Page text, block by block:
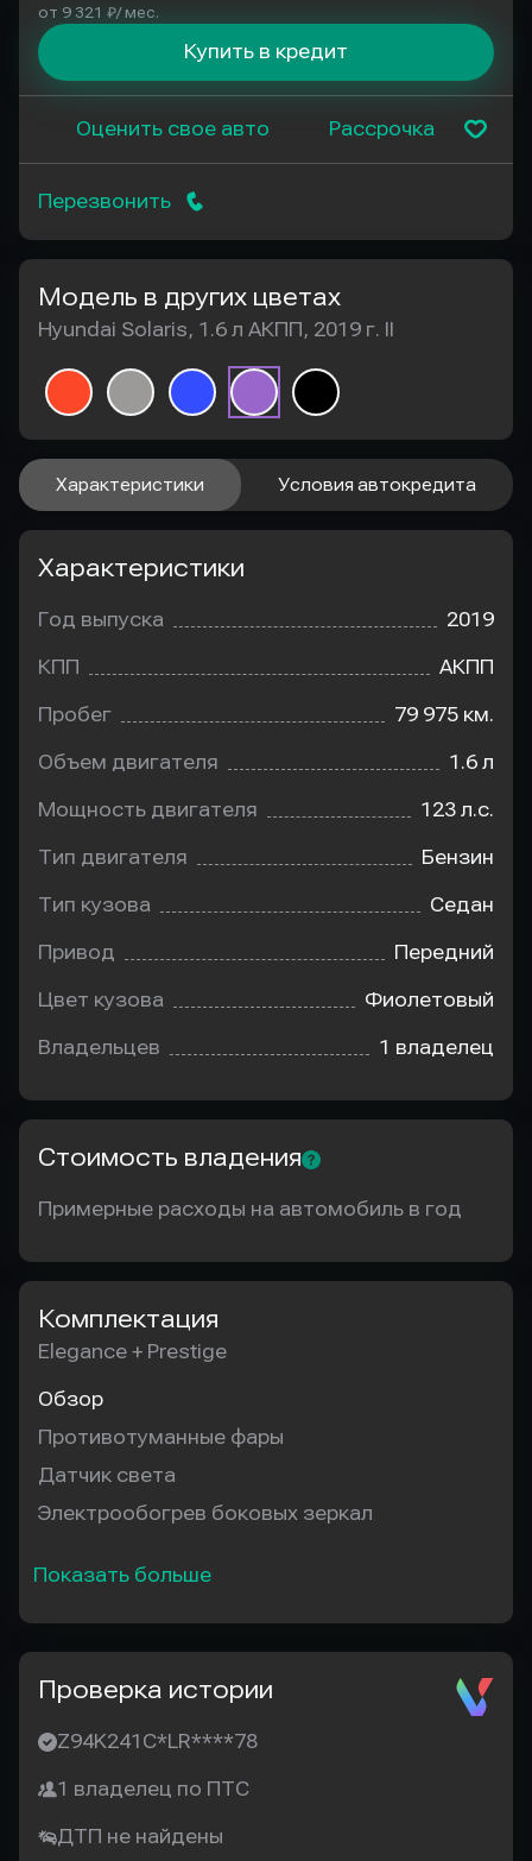
от 9 321 ₽/ мес.
Купить в кредит
Оценить свое авто Рассрочка
Перезвонить
Модель в других цветах
Hyundai Solaris, 1.6 л АКПП, 2019 г. II
Характеристики Условия автокредита
Характеристики
Год выпуска 2019
КПП АКПП
Пробег 79 975 км.
Объем двигателя 1.6 л
Мощность двигателя 123 л.с.
Тип двигателя Бензин
Тип кузова Седан
Привод Передний
Цвет кузова Фиолетовый
Владельцев 1 владелец
Стоимость владения
Примерные расходы на автомобиль в год
Комплектация
Elegance + Prestige
Обзор
Противотуманные фары
Датчик света
Электрообогрев боковых зеркал
Показать больше
Проверка истории
Z94K241C*LR****78
1 владелец по ПТС
ДТП не найдены